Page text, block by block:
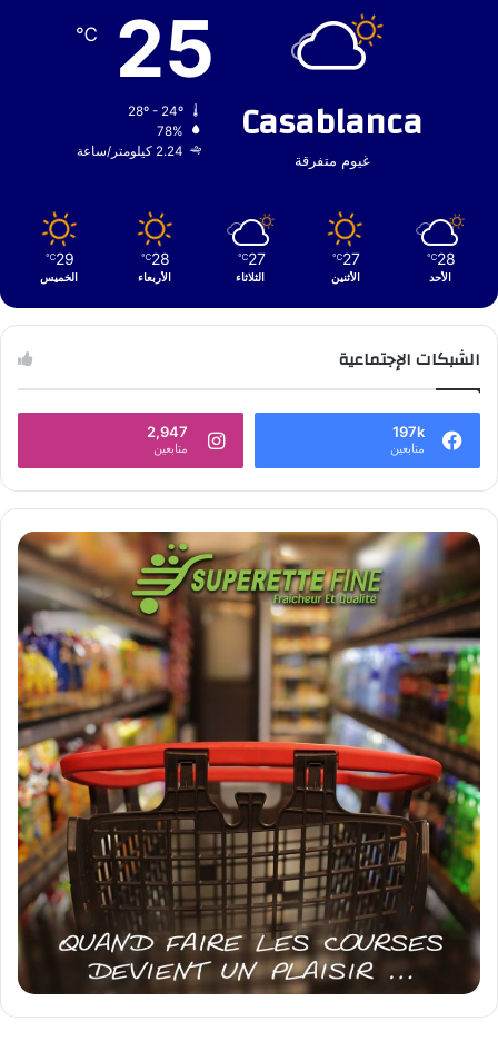
Casablanca
غيوم متفرقة
25
℃
78%
2.24 كيلومتر/ساعة
28
℃
الأحد
27
℃
الأثنين
27
℃
الثلاثاء
28
℃
الأربعاء
29
℃
الخميس
الشبكات الإجتماعية
197k
متابعين
2,947
متابعين